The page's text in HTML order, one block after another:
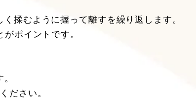
揉むように握って離すを繰り返します。
ポイントです。
ださい。